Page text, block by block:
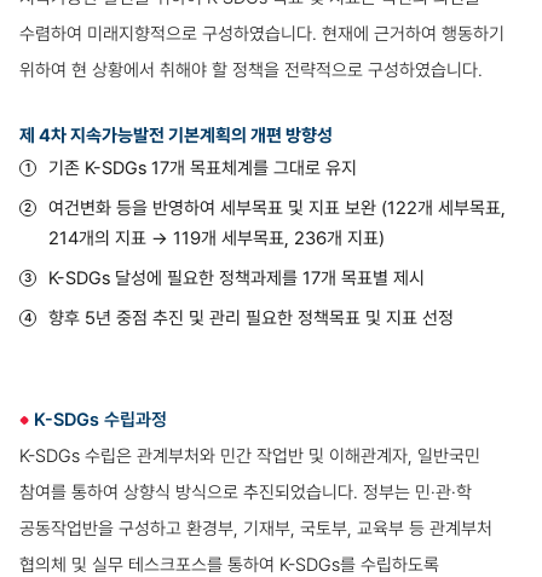
수렴하여 미래지향적으로 구성하였습니다. 현재에 근거하여 행동하기
위하여 현 상황에서 취해야 할 정책을 전략적으로 구성하였습니다.
제 4차 지속가능발전 기본계획의 개편 방향성
기존 K-SDGs 17개 목표체계를 그대로 유지
여건변화 등을 반영하여 세부목표 및 지표 보완 (122개 세부목표,
214개의 지표 → 119개 세부목표, 236개 지표)
K-SDGs 달성에 필요한 정책과제를 17개 목표별 제시
향후 5년 중점 추진 및 관리 필요한 정책목표 및 지표 선정
K-SDGs 수립과정
K-SDGs 수립은 관계부처와 민간 작업반 및 이해관계자, 일반국민
참여를 통하여 상향식 방식으로 추진되었습니다. 정부는 민·관·학
공동작업반을 구성하고 환경부, 기재부, 국토부, 교육부 등 관계부처
협의체 및 실무 테스크포스를 통하여 K-SDGs를 수립하도록